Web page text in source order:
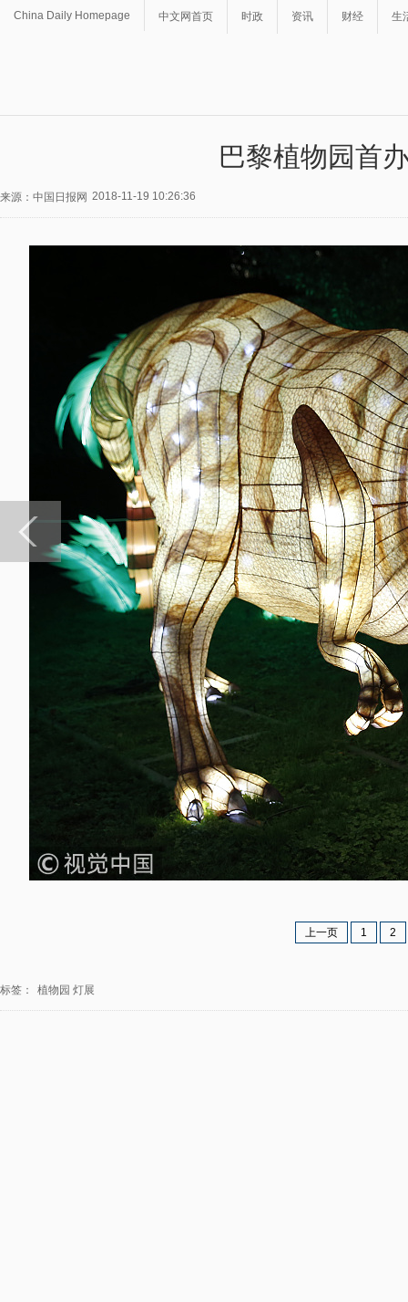
China Daily Homepage 中文网首页 时政 资讯 财经 生
巴黎植物园首
来源：中国日报网 2018-11-19 10:26:36
上一页 1 2
标签： 植物园 灯展